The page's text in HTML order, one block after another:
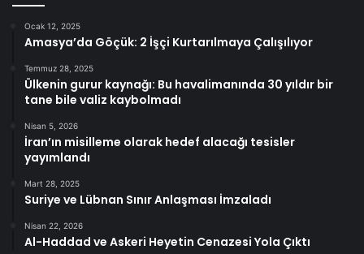
Ocak 12, 2025
Amasya’da Göçük: 2 İşçi Kurtarılmaya Çalışılıyor
Temmuz 28, 2025
Ülkenin gurur kaynağı: Bu havalimanında 30 yıldır bir
tane bile valiz kaybolmadı
Nisan 5, 2026
İran’ın misilleme olarak hedef alacağı tesisler
yayımlandı
Mart 28, 2025
Suriye ve Lübnan Sınır Anlaşması İmzaladı
Nisan 22, 2026
Al-Haddad ve Askeri Heyetin Cenazesi Yola Çıktı